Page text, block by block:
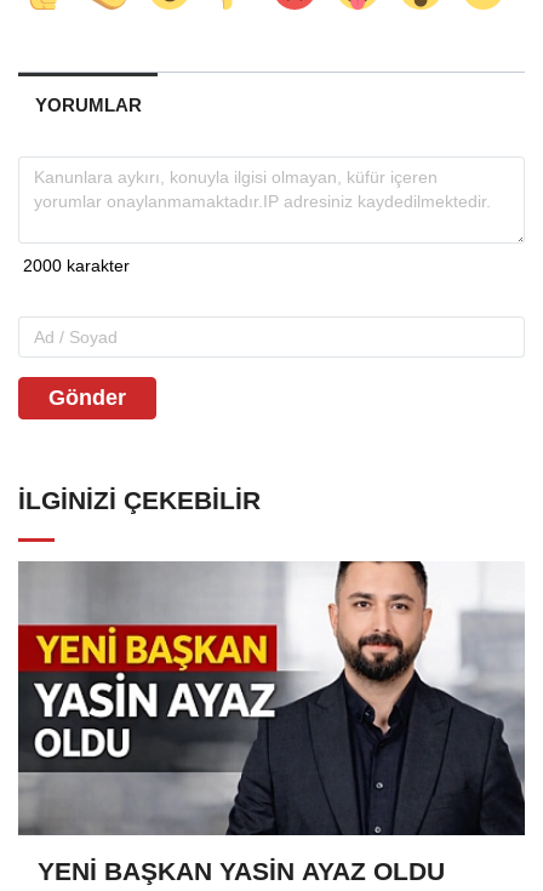
YORUMLAR
Gönder
İLGINIZI ÇEKEBILIR
YENİ BAŞKAN YASİN AYAZ OLDU